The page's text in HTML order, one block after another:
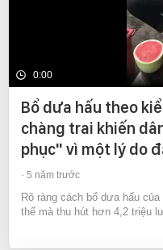
0:00
Bổ dưa hấu theo
chàng trai khiến
phục" vì một lý do
5 năm trước
Rõ ràng cách bổ dưa hấu
thế mà thu hút hơn 4,2 triệu